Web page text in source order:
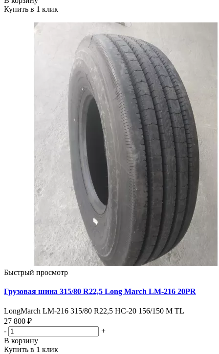
Купить в 1 клик
Быстрый просмотр
Грузовая шина 315/80 R22,5 Long March LM-216 20PR
LongMarch LM-216 315/80 R22,5 НС-20 156/150 M TL
27 800 ₽
-
+
В корзину
Купить в 1 клик